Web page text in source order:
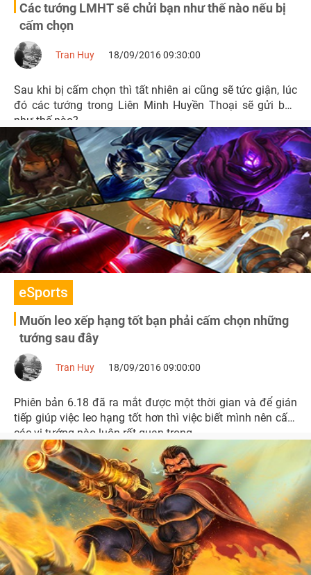
Các tướng LMHT sẽ chửi bạn như thế nào nếu bị
cấm chọn
Tran Huy 18/09/2016 09:30:00
Sau khi bị cấm chọn thì tất nhiên ai cũng sẽ tức giận, lúc
đó các tướng trong Liên Minh Huyền Thoại sẽ gửi bạn
như thế nào?
eSports
Muốn leo xếp hạng tốt bạn phải cấm chọn những
tướng sau đây
Tran Huy 18/09/2016 09:00:00
Phiên bản 6.18 đã ra mắt được một thời gian và để gián
tiếp giúp việc leo hạng tốt hơn thì việc biết mình nên cấm
các vị tướng nào luôn rất quan trọng.